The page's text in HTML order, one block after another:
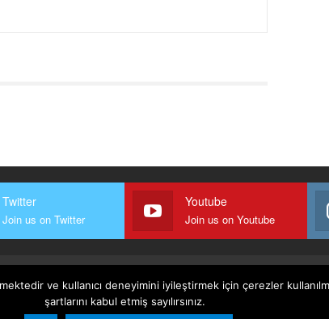
Twitter
Join us on Twitter
Youtube
Join us on Youtube
Güvenlik Ve Üyelik Politikası
ve kullanıcı deneyimini iyileştirmek için çerezler
şartlarını kabul etmiş sayılırsınız.